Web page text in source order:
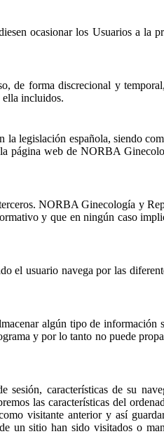
ocasionar los Usuarios a la
de forma discrecional y
ella incluidos.
legislación española, siendo
página web de NORBA
NORBA Ginecología y
y que en ningún caso
el usuario navega por las
algún tipo de
y por lo tanto no puede
características de su
las características del
visitante anterior y así
un sitio han sido visitados o